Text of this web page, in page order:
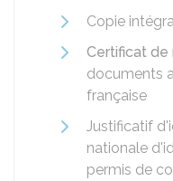
Copie
Certificat de
documents
française
Justificatif
nationale
permis de